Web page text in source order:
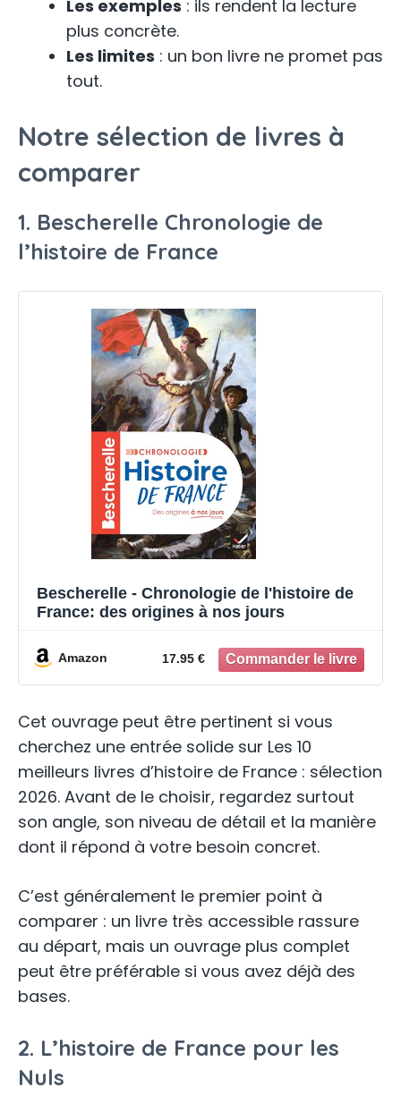
Les exemples : ils rendent la lecture
plus concrète.
Les limites : un bon livre ne promet pas
tout.
Notre sélection de livres à
comparer
1. Bescherelle Chronologie de
l’histoire de France
Bescherelle - Chronologie de l'histoire de
France: des origines à nos jours
Amazon 17.95 €
Cet ouvrage peut être pertinent si vous
cherchez une entrée solide sur Les 10
meilleurs livres d’histoire de France : sélection
2026. Avant de le choisir, regardez surtout
son angle, son niveau de détail et la manière
dont il répond à votre besoin concret.
C’est généralement le premier point à
comparer : un livre très accessible rassure
au départ, mais un ouvrage plus complet
peut être préférable si vous avez déjà des
bases.
2. L’histoire de France pour les
Nuls